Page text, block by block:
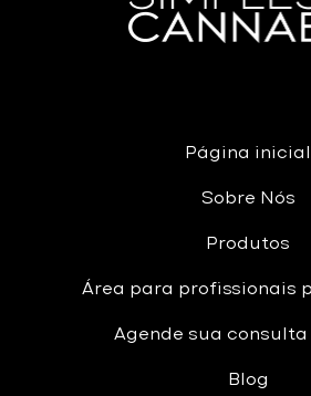
Página inicial
Sobre Nós
Produtos
Área para profissionais
Agende sua
Blog